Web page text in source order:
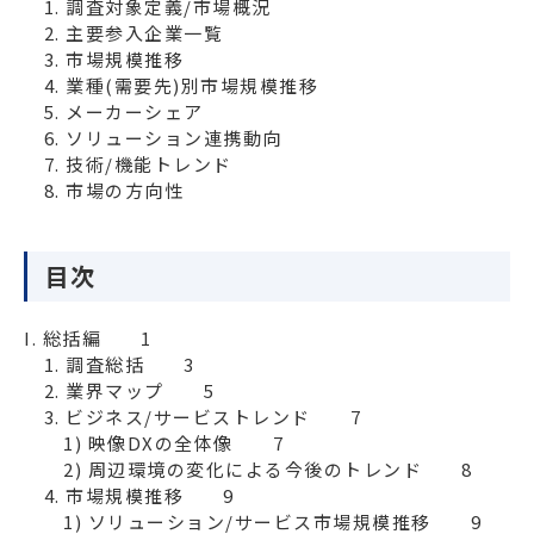
1. 調査対象定義/市場概況
2. 主要参入企業一覧
3. 市場規模推移
4. 業種(需要先)別市場規模推移
5. メーカーシェア
6. ソリューション連携動向
7. 技術/機能トレンド
8. 市場の方向性
目次
I. 総括編　　1
1. 調査総括　　3
2. 業界マップ　　5
3. ビジネス/サービストレンド　　7
1) 映像DXの全体像　　7
2) 周辺環境の変化による今後のトレンド　　8
4. 市場規模推移　　9
1) ソリューション/サービス市場規模推移　　9